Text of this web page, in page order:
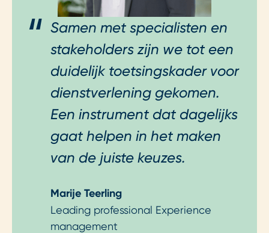
Samen met specialisten en
stakeholders zijn we tot een
duidelijk toetsingskader voor
dienstverlening gekomen.
Een instrument dat dagelijks
gaat helpen in het maken
van de juiste keuzes.
Marije Teerling
Leading professional Experience
management